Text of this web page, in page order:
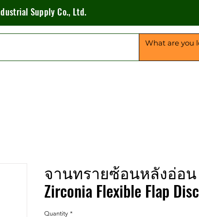
Supply Co., Ltd.
จานทรายซ้อนหลังอ่อน
Zirconia Flexible Flap Disc
Quantity *